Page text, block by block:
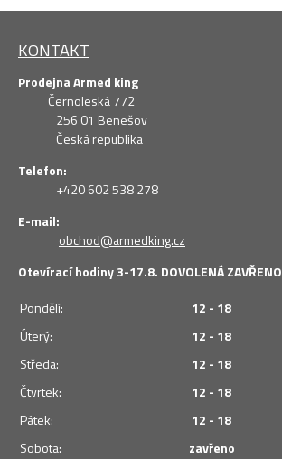
KONTAKT
Prodejna Armed king
Černoleská 772
256 01 Benešov
Česká republika
Telefon:
+420 602 538 278
E-mail:
obchod@armedking.cz
Otevírací hodiny 3-17.8. DOVOLENÁ ZAVŘENO
Pondělí:
12 - 18
Úterý:
12 - 18
Středa:
12 - 18
Čtvrtek:
12 - 18
Pátek:
12 - 18
Sobota:
zavřeno